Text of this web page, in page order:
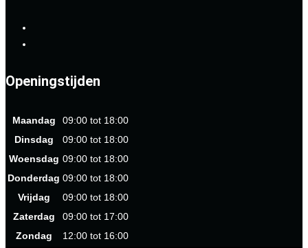
Openingstijden
Maandag
09:00 tot 18:00
Dinsdag
09:00 tot 18:00
Woensdag 09:00 tot 18:00
Donderdag 09:00 tot 18:00
Vrijdag
09:00 tot 18:00
Zaterdag
09:00 tot 17:00
Zondag
12:00 tot 16:00